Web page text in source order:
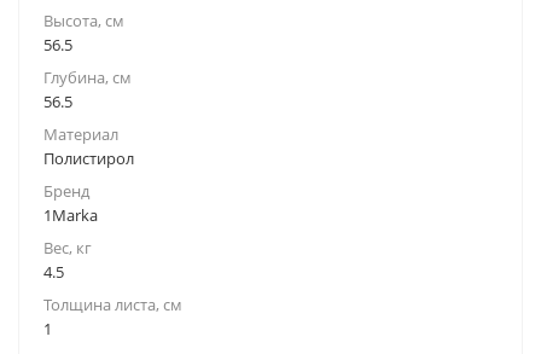
Высота, см
56.5
Глубина, см
56.5
Материал
Полистирол
Бренд
1Marka
Вес, кг
4.5
Толщина листа, см
1